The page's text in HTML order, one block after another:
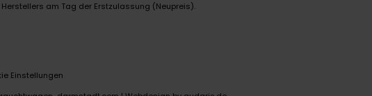
am Tag der Erstzulassung (Neupreis).
Einstellungen